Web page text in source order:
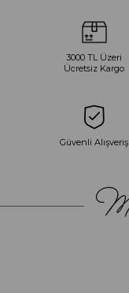
3000 TL Üzeri
Ücretsiz Kargo
Güvenli Alışveriş